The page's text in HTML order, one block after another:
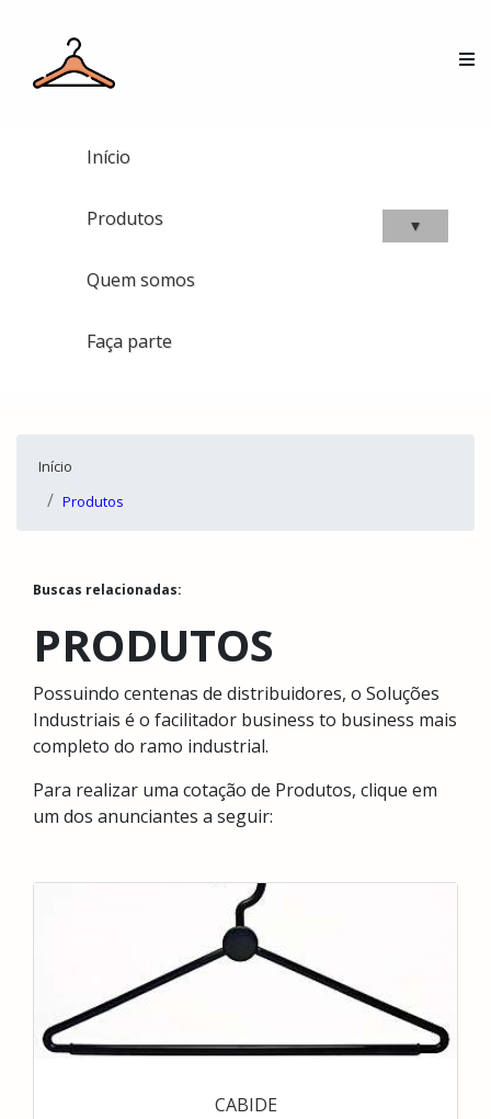
Início
Produtos ▾
Quem somos
Faça parte
Início
Produtos
Buscas relacionadas:
PRODUTOS
Possuindo centenas de distribuidores, o Soluções
Industriais é o facilitador business to business mais
completo do ramo industrial.
Para realizar uma cotação de Produtos, clique em
um dos anunciantes a seguir:
CABIDE